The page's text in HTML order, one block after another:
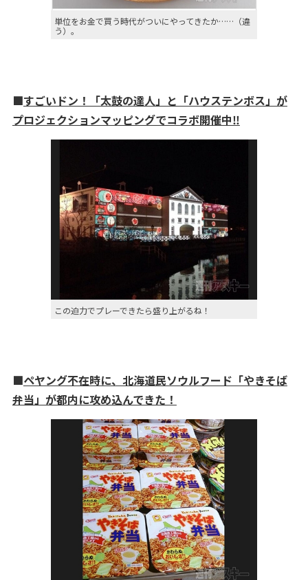
単位をお金で買う時代がついにやってきたか……（違
う）。
■すごいドン！「太鼓の達人」と「ハウステンボス」が
プロジェクションマッピングでコラボ開催中‼
この迫力でプレーできたら盛り上がるね！
■ペヤング不在時に、北海道民ソウルフード「やきそば
弁当」が都内に攻め込んできた！